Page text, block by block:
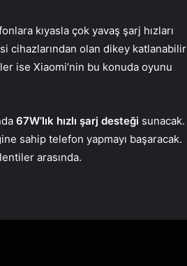
kıyasla çok yavaş şarj hızları
cihazlarından olan dikey katlanabilir
ise Xiaomi’nin bu konuda oyunu
67W’lık hızlı şarj desteği sunacak.
sahip telefon yapmayı başaracak.
arasında.